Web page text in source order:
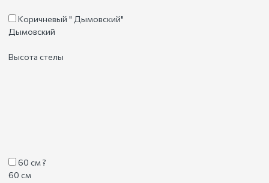
Коричневый " Дымовский"
Дымовский
Высота стелы
60 см?
60 см